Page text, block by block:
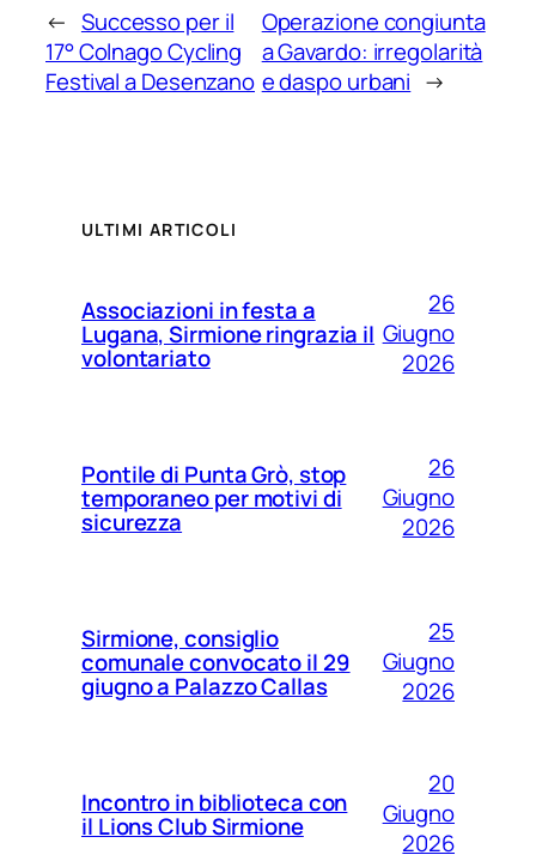
← Successo per il
17° Colnago Cycling
Festival a Desenzano
Operazione congiunta
a Gavardo: irregolarità
e daspo urbani →
ULTIMI ARTICOLI
Associazioni in festa a
Lugana, Sirmione ringrazia il
volontariato
26
Giugno
2026
Pontile di Punta Grò, stop
temporaneo per motivi di
sicurezza
26
Giugno
2026
Sirmione, consiglio
comunale convocato il 29
giugno a Palazzo Callas
25
Giugno
2026
Incontro in biblioteca con
il Lions Club Sirmione
20
Giugno
2026